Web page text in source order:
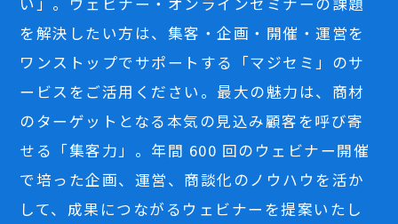
を解決したい方は、集客・企画・開催・運営を
ワンストップでサポートする「マジセミ」のサ
ービスをご活用ください。最大の魅力は、商材
のターゲットとなる本気の見込み顧客を呼び寄
せる「集客力」。年間 600 回のウェビナー開催
で培った企画、運営、商談化のノウハウを活か
して、成果につながるウェビナーを提案いたし